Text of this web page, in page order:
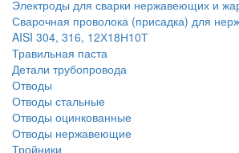
Электроды для сварки нержавеющих и
Сварочная проволока (присадка) для
AISI 304, 316, 12Х18Н10Т
Травильная паста
Детали трубопровода
Отводы
Отводы стальные
Отводы оцинкованные
Отводы нержавеющие
Тройники